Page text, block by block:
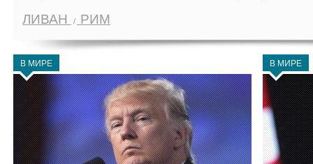
ЛИВАН РИМ
В МИРЕ В МИРЕ